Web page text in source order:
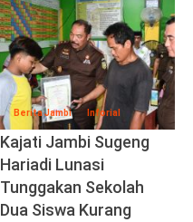
Berita Jambi Inforial
Kajati Jambi Sugeng
Hariadi Lunasi
Tunggakan Sekolah
Dua Siswa Kurang